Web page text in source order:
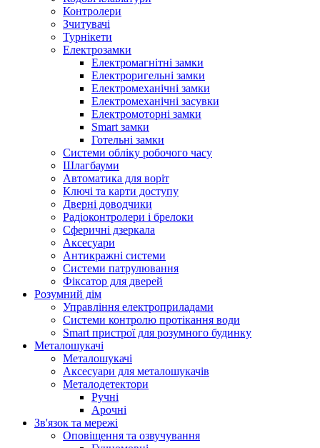
Контролери
Зчитувачі
Турнікети
Електрозамки
Електромагнітні замки
Електроригельні замки
Електромеханічні замки
Електромеханічні засувки
Електромоторні замки
Smart замки
Готельні замки
Системи обліку робочого часу
Шлагбауми
Автоматика для воріт
Ключі та карти доступу
Дверні доводчики
Радіоконтролери і брелоки
Сферичні дзеркала
Аксесуари
Антикражні системи
Системи патрулювання
Фіксатор для дверей
Розумний дім
Управління електроприладами
Системи контролю протікання води
Smart пристрої для розумного будинку
Металошукачі
Металошукачі
Аксесуари для металошукачів
Металодетектори
Ручні
Арочні
Зв'язок та мережі
Оповіщення та озвучування